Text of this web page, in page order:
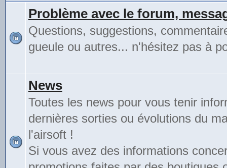
Problème avec le forum,
Questions, suggestions,
gueule ou autres... n'hésitez pas à
News
Toutes les news pour vous tenir
dernières sorties ou évolutions du
l'airsoft !
Si vous avez des informations